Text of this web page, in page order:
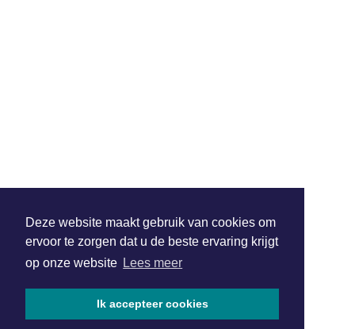
Deze website maakt gebruik van cookies om
ervoor te zorgen dat u de beste ervaring krijgt
op onze website Lees meer
Ik accepteer cookies